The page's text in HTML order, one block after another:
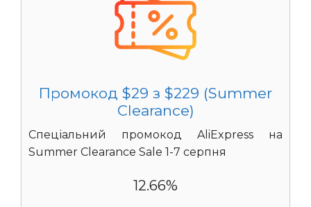
Промокод $29 з $229 (Summer
Clearance)
Спеціальний промокод AliExpress на
Summer Clearance Sale 1-7 серпня
12.66%